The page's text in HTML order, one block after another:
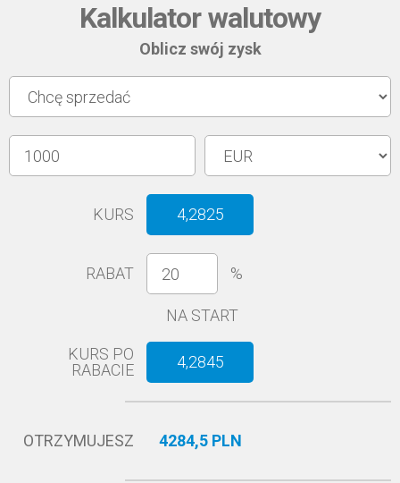
Kalkulator walutowy
Oblicz swój zysk
KURS 4,2825
RABAT %
NA START
KURS PO
RABACIE
4,2845
OTRZYMUJESZ 4284,5 PLN